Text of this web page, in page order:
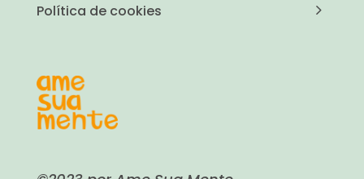
Política de cookies